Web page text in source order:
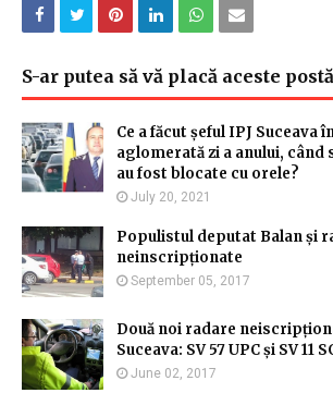
S-ar putea să vă placă aceste
Ce a făcut șeful IPJ Suceava
aglomerată zi a anului, când
au fost blocate cu orele?
July 20, 2021
Populistul deputat Balan și
neinscripționate
September 05, 2017
Două noi radare
Suceava: SV 57 UPC și SV 11
June 02, 2017